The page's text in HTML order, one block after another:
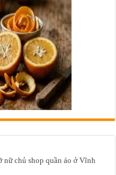
nữ chủ shop quần áo ở Vĩnh